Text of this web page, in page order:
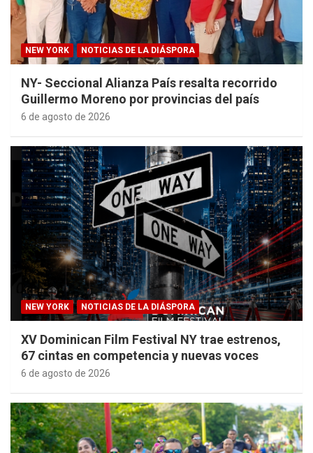
NEW YORK NOTICIAS DE LA DIÁSPORA
NY- Seccional Alianza País resalta recorrido
Guillermo Moreno por provincias del país
6 de agosto de 2026
NEW YORK NOTICIAS DE LA DIÁSPORA
XV Dominican Film Festival NY trae estrenos,
67 cintas en competencia y nuevas voces
6 de agosto de 2026